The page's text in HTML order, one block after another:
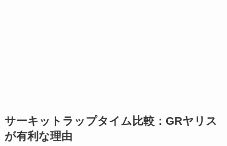
サーキットラップタイム比較：GRヤリス
が有利な理由